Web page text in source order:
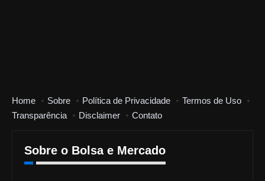
Home Sobre Política de Privacidade
Termos de Uso
Transparência
Disclaimer Contato
Sobre o Bolsa e Mercado